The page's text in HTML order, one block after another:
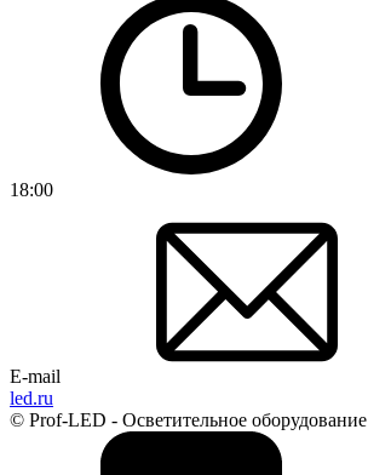
18:00
E-mail
led.ru
© Prof-LED - Осветительное оборудование